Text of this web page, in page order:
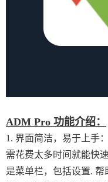
ADM Pro 功能介绍：
1. 界面简洁，易于上手
需花费太多时间就能快
是菜单栏，包括设置.